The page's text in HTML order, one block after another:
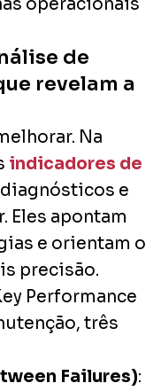
de
revelam a
Na
indicadores de
e
Eles apontam
e orientam o
precisão.
Performance
três
Failures):